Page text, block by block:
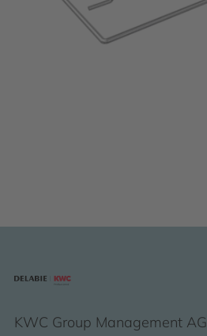
KWC Group Management AG